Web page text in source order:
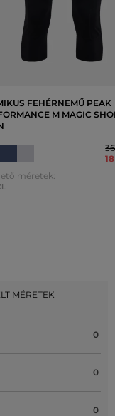
FEHÉRNEMŰ PEAK
M MAGIC
méretek:
MÉRETEK
0
0
0